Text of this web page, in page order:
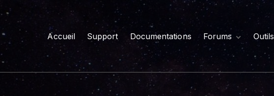
Accueil Support Documentations Forums
Membres
Articles Récents
Messages non lus
Outils